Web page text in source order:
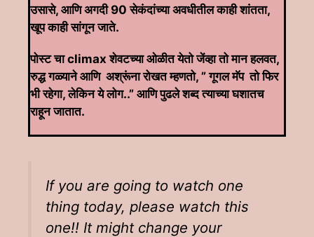
उसासे, आणि अगदी 90 सेकंदांच्या अवधीतील काही शांतता,
खूप काही सांगून जाते.
पोस्ट चा climax शेवटच्या ओळीत येतो जेंव्हा तो मान हलवत,
रुद्ध गळ्याने आणि अश्रूंना रोखत म्हणतो, ” गूगल मॅप तो फिर
भी रहेगा, लेकिन ये लोग..” आणि पुढले शब्द त्याच्या घशातच
राहून जातात.
If you are going to watch one
thing today, please watch this
one!! It might change your